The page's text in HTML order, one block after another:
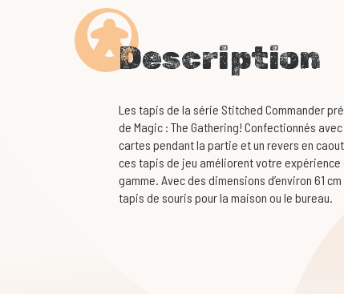
Description
Les tapis de la série Stitched Commander
de Magic : The Gathering! Confectionnés
cartes pendant la partie et un revers en
ces tapis de jeu améliorent votre
gamme. Avec des dimensions d’environ 61
tapis de souris pour la maison ou le bureau.